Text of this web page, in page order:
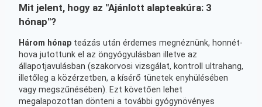
Mit jelent, hogy az "Ajánlott alapteakúra: 3
hónap"?
Három hónap teázás után érdemes megnéznünk, honnét-
hova jutottunk el az öngyógyulásban illetve az
állapotjavulásban (szakorvosi vizsgálat, kontroll ultrahang,
illetőleg a közérzetben, a kísérő tünetek enyhülésében
vagy megszűnésében). Ezt követően lehet
megalapozottan dönteni a további gyógynövényes